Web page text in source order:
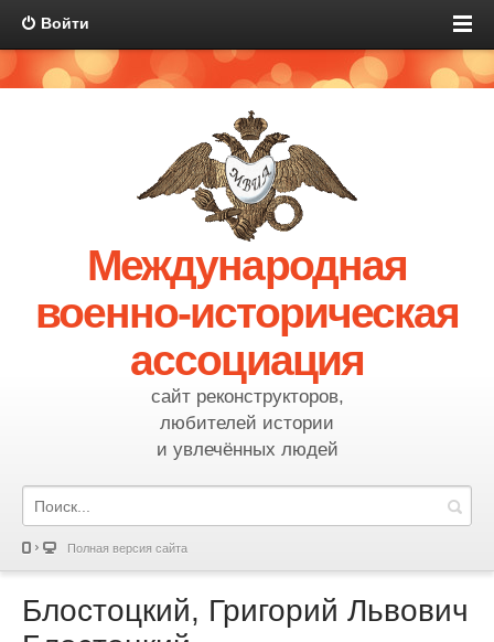
Войти
Международная
военно-историческая
ассоциация
сайт реконструкторов,
любителей истории
и увлечённых людей
Полная версия сайта
Блостоцкий, Григорий Львович